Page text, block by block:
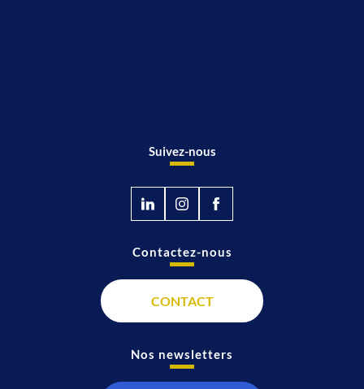
Suivez-nous
Contactez-nous
CONTACT
Nos newsletters